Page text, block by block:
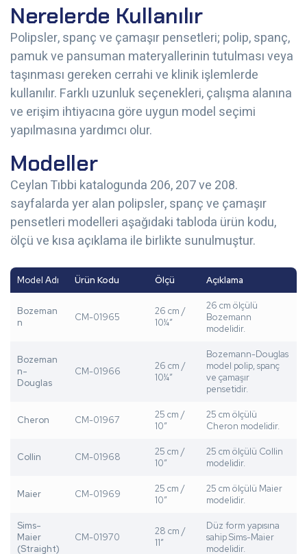
Nerelerde Kullanılır
Polipsler, spanç ve çamaşır pensetleri; polip, spanç,
pamuk ve pansuman materyallerinin tutulması veya
taşınması gereken cerrahi ve klinik işlemlerde
kullanılır. Farklı uzunluk seçenekleri, çalışma alanına
ve erişim ihtiyacına göre uygun model seçimi
yapılmasına yardımcı olur.
Modeller
Ceylan Tıbbi katalogunda 206, 207 ve 208.
sayfalarda yer alan polipsler, spanç ve çamaşır
pensetleri modelleri aşağıdaki tabloda ürün kodu,
ölçü ve kısa açıklama ile birlikte sunulmuştur.
Model Adı Ürün Kodu Ölçü Açıklama
Bozeman
n
CM-01965
26 cm /
10¼”
26 cm ölçülü
Bozemann
modelidir.
Bozeman
n-
Douglas
CM-01966
26 cm /
10¼”
Bozemann-Douglas
model polip, spanç
ve çamaşır
pensetidir.
Cheron CM-01967
25 cm /
10”
25 cm ölçülü
Cheron modelidir.
Collin CM-01968
25 cm /
10”
25 cm ölçülü Collin
modelidir.
Maier CM-01969
25 cm /
10”
25 cm ölçülü Maier
modelidir.
Sims-
Maier
(Straight)
CM-01970
28 cm /
11”
Düz form yapısına
sahip Sims-Maier
modelidir.